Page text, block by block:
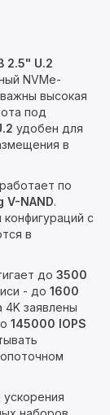
2.5" U.2
NVMe-
высокая
под
удобен для
в
по
V-NAND.
с
в
до 3500
- до 1600
4K заявлены
145000 IOPS